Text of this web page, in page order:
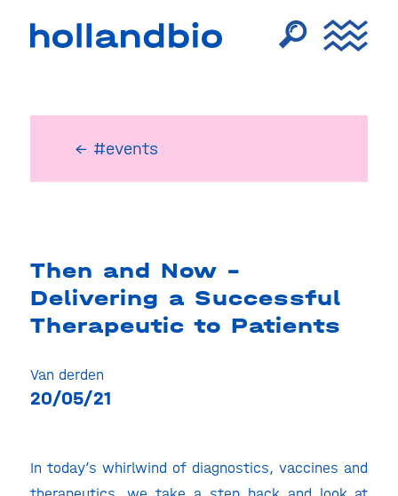
← #events
Then and Now –
Delivering a Successful
Therapeutic to Patients
Van derden
20/05/21
In today’s whirlwind of diagnostics, vaccines and